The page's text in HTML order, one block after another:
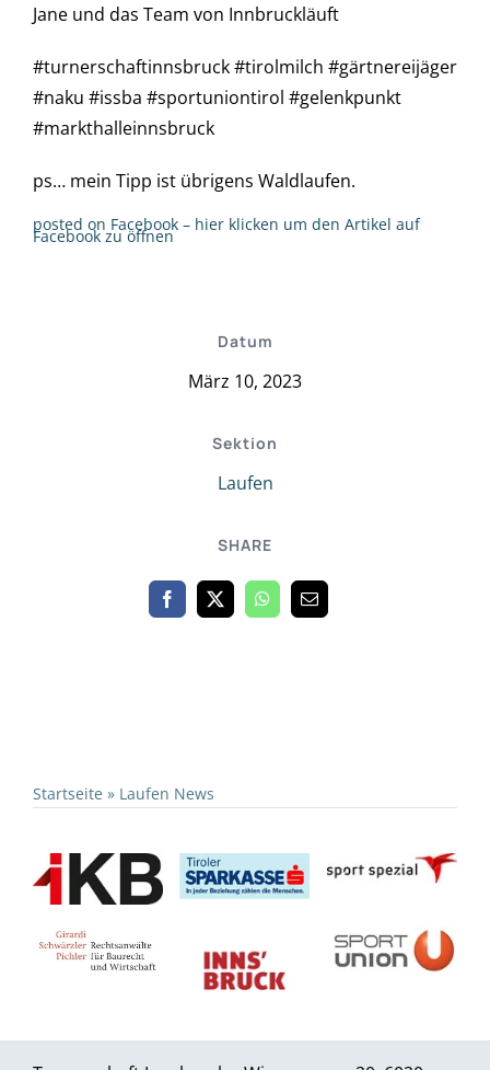
Datum
März 10, 2023
Sektion
Laufen
SHARE
Jane und das Team von Innbruckläuft
#turnerschaftinnsbruck #tirolmilch #gärtnereijäger
#naku #issba #sportuniontirol #gelenkpunkt
#markthalleinnsbruck
ps… mein Tipp ist übrigens Waldlaufen.
posted on Facebook – hier klicken um den Artikel auf
Facebook zu öffnen
Startseite » Laufen News